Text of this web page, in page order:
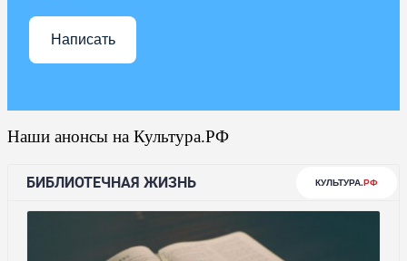
Написать
Наши анонсы на Культура.РФ